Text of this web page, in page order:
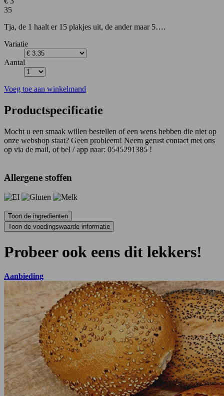
35
Tja, de 1 haalt er 15 plakjes uit, de ander maar 5….
Variatie
Aantal
Voeg toe aan winkelmand
Productspecificatie
Mocht u een smaak willen bestellen of een wens hebben die niet op
onze webshop staat? Geen probleem! Neem gerust contact met ons
op via de mail, of bel / app naar: 0545291385 !
Allergene stoffen
Probeer ook eens dit lekkers!
Aanbieding